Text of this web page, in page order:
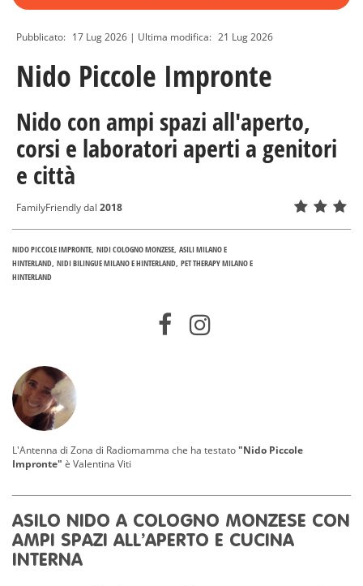
Pubblicato: 17 Lug 2026 | Ultima modifica: 21 Lug 2026
Nido Piccole Impronte
Nido con ampi spazi all'aperto,
corsi e laboratori aperti a genitori
e città
FamilyFriendly dal 2018
NIDO PICCOLE IMPRONTE NIDI COLOGNO MONZESE ASILI MILANO E
HINTERLAND NIDI BILINGUE MILANO E HINTERLAND PET THERAPY MILANO E
HINTERLAND
L'Antenna di Zona di Radiomamma che ha testato"Nido Piccole
Impronte" è Valentina Viti
ASILO NIDO A COLOGNO MONZESE CON
AMPI SPAZI ALL’APERTO E CUCINA
INTERNA